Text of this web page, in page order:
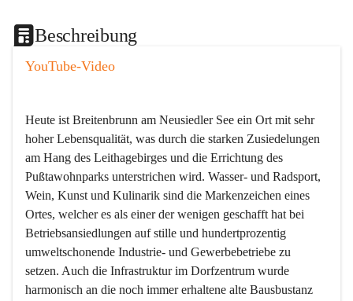
Beschreibung
YouTube-Video
Heute ist Breitenbrunn am Neusiedler See ein Ort mit sehr
hoher Lebensqualität, was durch die starken Zusiedelungen
am Hang des Leithagebirges und die Errichtung des
Pußtawohnparks unterstrichen wird. Wasser- und Radsport,
Wein, Kunst und Kulinarik sind die Markenzeichen eines
Ortes, welcher es als einer der wenigen geschafft hat bei
Betriebsansiedlungen auf stille und hundertprozentig
umweltschonende Industrie- und Gewerbebetriebe zu
setzen. Auch die Infrastruktur im Dorfzentrum wurde
harmonisch an die noch immer erhaltene alte Bausbustanz